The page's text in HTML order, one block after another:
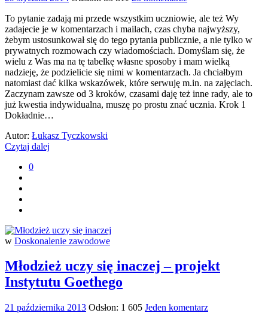
To pytanie zadają mi przede wszystkim uczniowie, ale też Wy
zadajecie je w komentarzach i mailach, czas chyba najwyższy,
żebym ustosunkował się do tego pytania publicznie, a nie tylko w
prywatnych rozmowach czy wiadomościach. Domyślam się, że
wielu z Was ma na tę tabelkę własne sposoby i mam wielką
nadzieję, że podzielicie się nimi w komentarzach. Ja chciałbym
natomiast dać kilka wskazówek, które serwuję m.in. na zajęciach.
Zaczynam zawsze od 3 kroków, czasami daję też inne rady, ale to
już kwestia indywidualna, muszę po prostu znać ucznia. Krok 1
Dokładnie…
Autor: Łukasz Tyczkowski
Czytaj dalej
0
w Doskonalenie zawodowe
Młodzież uczy się inaczej – projekt
Instytutu Goethego
21 października 2013 Odsłon: 1 605 Jeden komentarz